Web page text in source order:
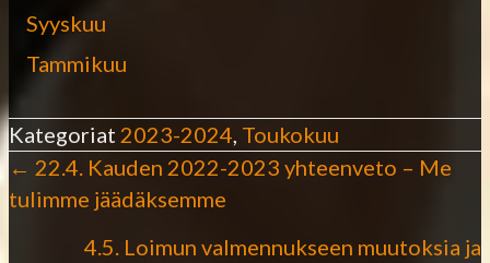
Syyskuu
Tammikuu
Kategoriat 2023-2024 Toukokuu
P
← 22.4. Kauden 2022-2023 yhteenveto – Me
tulimme jäädäksemme
4.5. Loimun valmennukseen muutoksia ja